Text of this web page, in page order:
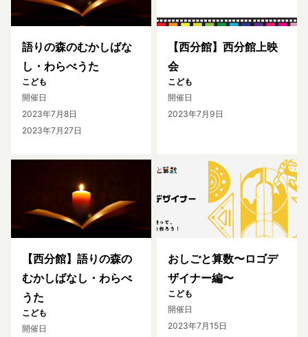
語りの森のむかしばな
し・わらべうた
こども
開催日
2023年7月8日
2023年7月27日
【西分館】西分館上映
会
こども
開催日
2023年7月9日
【西分館】語りの森の
むかしばなし・わらべ
うた
こども
開催日
おしごと算数〜ロゴデ
ザイナー編〜
こども
開催日
2023年7月15日